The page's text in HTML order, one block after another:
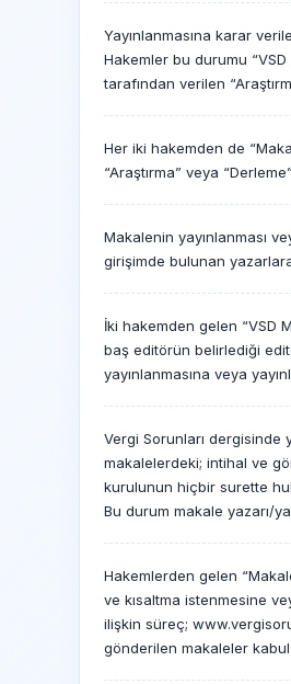
Yayınlanmasına karar
Hakemler bu durumu
tarafından verilen
Her iki hakemden de
“Araştırma” veya
Makalenin yayınlanması
girişimde bulunan
İki hakemden gelen “VSD
baş editörün belirlediği
yayınlanmasına veya
Vergi Sorunları dergisinde
makalelerdeki; intihal ve
kurulunun hiçbir surette
Bu durum makale yazarı/
Hakemlerden gelen
ve kısaltma istenmesine
ilişkin süreç;
gönderilen makaleler